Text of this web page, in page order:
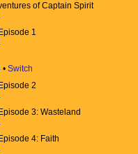
of Captain Spirit
1
• Switch
2
3: Wasteland
4: Faith